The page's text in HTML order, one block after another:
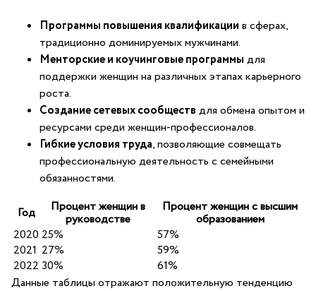
Программы повышения ⁢квалификации ‍в сферах,⁤
традиционно доминируемых мужчинами.
Менторские и⁢ коучинговые программы ‍для
поддержки женщин на ⁤различных ‍этапах карьерного
роста.
Создание сетевых ​сообществ для обмена опытом и
ресурсами среди ⁤женщин-профессионалов.
Гибкие условия труда, позволяющие совмещать
профессиональную деятельность с семейными
обязанностями.
Год Процент ‍женщин в
⁤руководстве
Процент женщин с высшим
образованием
2020 25%
57%
2021 27%
59%
2022 30%
61%
Данные таблицы отражают положительную тенденцию